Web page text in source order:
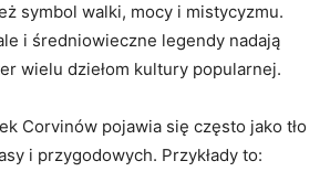
symbol walki, mocy i mistycyzmu.
i średniowieczne legendy nadają
wielu dziełom kultury popularnej.
Corvinów pojawia się często jako tło
i przygodowych. Przykłady to: